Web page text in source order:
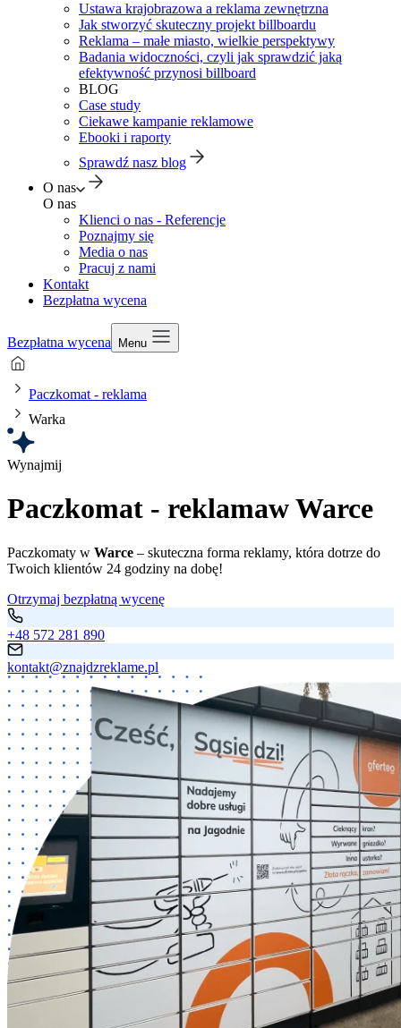
Ustawa krajobrazowa a reklama zewnętrzna
Jak stworzyć skuteczny projekt billboardu
Reklama – małe miasto, wielkie perspektywy
Badania widoczności, czyli jak sprawdzić jaką
efektywność przynosi billboard
BLOG
Case study
Ciekawe kampanie reklamowe
Ebooki i raporty
Sprawdź nasz blog
O nas
O nas
Klienci o nas - Referencje
Poznajmy się
Media o nas
Pracuj z nami
Kontakt
Bezpłatna wycena
Bezpłatna wycena Menu
Paczkomat - reklama
Warka
Wynajmij
Paczkomat - reklamaw Warce
Paczkomaty w Warce – skuteczna forma reklamy, która dotrze do
Twoich klientów 24 godziny na dobę!
Otrzymaj bezpłatną wycenę
+48 572 281 890
kontakt@znajdzreklame.pl